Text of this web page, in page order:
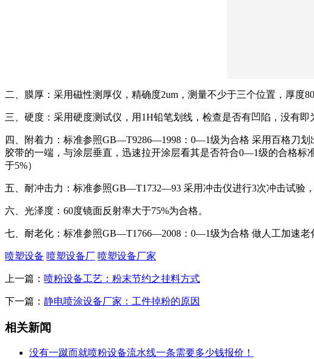
二、膜厚：采用磁性测厚仪，精确度2um，测量不少于三个位置，厚度
三、硬度：采用硬度测试仪，用1H铅笔划线，检查是否有凹陷，没有即
四、附着力：标准参照GB—T9286—1998：0—1级为合格 采用百格刀划
胶带的一端，与涂层垂直，迅速拉开涂层看其是否符合0—1级的合格标
于5%）
五、耐冲击力：标准参照GB—T1732—93 采用冲击仪进行3次冲击试验
六、光泽度：60度镜面反射率大于75%为合格。
七、耐老化：标准参照GB—T1766—2008：0—1级为合格 做人工加速
喷塑设备 喷塑设备厂 喷塑设备厂家
上一篇： 喷粉设备工艺：粉末节约之挂料方式
下一篇： 静电喷涂设备厂家：工件掉粉的原因
相关新闻
没有一蹴而就喷粉设备流水线一条需要多少钱报价！